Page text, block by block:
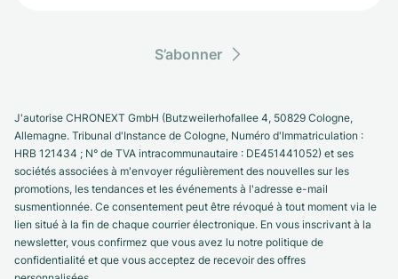
S’abonner
J'autorise CHRONEXT GmbH (Butzweilerhofallee 4, 50829 Cologne,
Allemagne. Tribunal d'Instance de Cologne, Numéro d'Immatriculation :
HRB 121434 ; N° de TVA intracommunautaire : DE451441052) et ses
sociétés associées à m'envoyer régulièrement des nouvelles sur les
promotions, les tendances et les événements à l'adresse e-mail
susmentionnée. Ce consentement peut être révoqué à tout moment via le
lien situé à la fin de chaque courrier électronique. En vous inscrivant à la
newsletter, vous confirmez que vous avez lu notre politique de
confidentialité et que vous acceptez de recevoir des offres